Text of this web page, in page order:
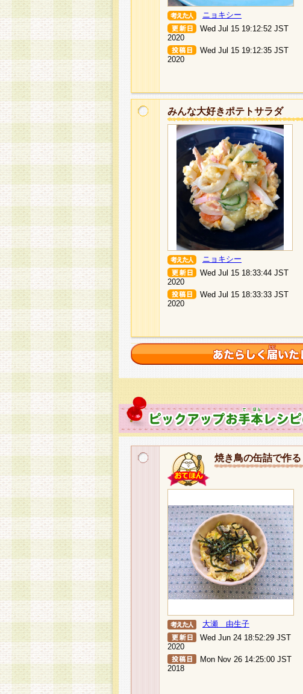
ニョキシー
Wed Jul 15 19:12:52 JST
2020
Wed Jul 15 19:12:35 JST
2020
みんな大好きポテトサラダ
ニョキシー
Wed Jul 15 18:33:44 JST
2020
Wed Jul 15 18:33:33 JST
2020
焼き鳥の缶詰で作
大瀬 由生子
Wed Jun 24 18:52:29 JST
2020
Mon Nov 26 14:25:00 JST
2018